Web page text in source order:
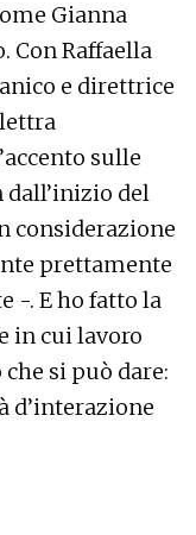
Gianna
Con Raffaella
e direttrice
sulle
del
considerazione
prettamente
-. E ho fatto la
in cui lavoro
si può dare:
d’interazione